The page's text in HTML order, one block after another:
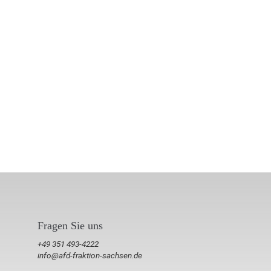
Fragen Sie uns
+49 351 493-4222
info@afd-fraktion-sachsen.de